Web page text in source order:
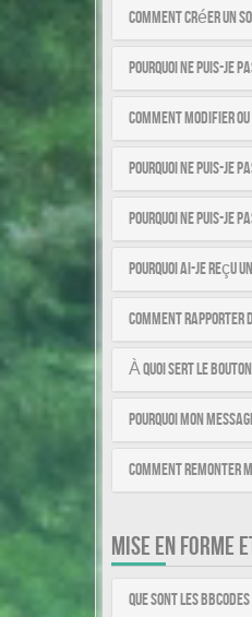
Comment créer un
Pourquoi ne puis-je
Comment modifier
Pourquoi ne puis-je
Pourquoi ne puis-je
Pourquoi ai-je reçu
Comment rapporter
À quoi sert le
Pourquoi mon
Comment remonter
MISE EN FORME
Que sont les BBCodes